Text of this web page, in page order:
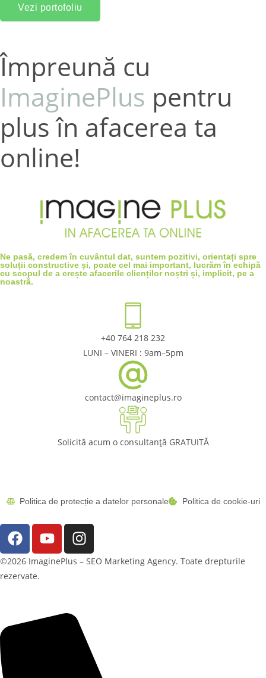
Vezi portofoliu
Împreună cu
ImaginePlus pentru
plus în afacerea ta
online!
Ne pasă, credem în cuvântul dat, suntem pozitivi, orientați spre
soluții constructive și, poate cel mai important, lucrăm în echipă
cu scopul de a crește afacerile clienților noștri și, implicit, pe a
noastră.
+40 764 218 232
LUNI – VINERI : 9am–5pm
contact@imagineplus.ro
Solicită acum o consultanță GRATUITĂ
Politica de protecție a datelor personale Politica de cookie-uri
©2026 ImaginePlus – SEO Marketing Agency. Toate drepturile
rezervate.